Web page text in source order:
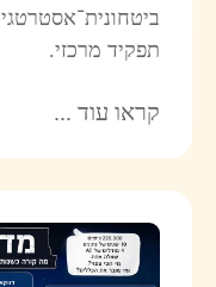
תפקיד מרכזי.
קראו עוד ...